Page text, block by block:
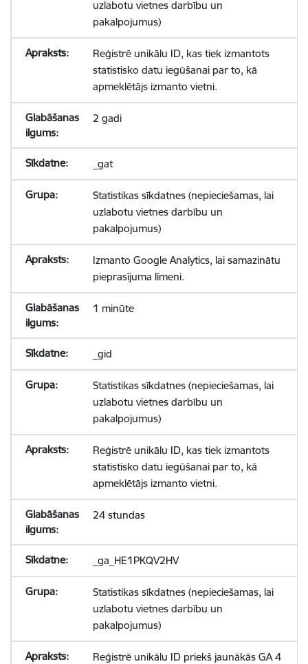
uzlabotu vietnes darbību un
pakalpojumus)
Reģistrē unikālu ID, kas tiek izmantots
statistisko datu iegūšanai par to, kā
apmeklētājs izmanto vietni.
2 gadi
_gat
Statistikas sīkdatnes (nepieciešamas, lai
uzlabotu vietnes darbību un
pakalpojumus)
Izmanto Google Analytics, lai samazinātu
pieprasījuma līmeni.
1 minūte
_gid
Statistikas sīkdatnes (nepieciešamas, lai
uzlabotu vietnes darbību un
pakalpojumus)
Reģistrē unikālu ID, kas tiek izmantots
statistisko datu iegūšanai par to, kā
apmeklētājs izmanto vietni.
24 stundas
_ga_HE1PKQV2HV
Statistikas sīkdatnes (nepieciešamas, lai
uzlabotu vietnes darbību un
pakalpojumus)
Reģistrē unikālu ID priekš jaunākās GA 4